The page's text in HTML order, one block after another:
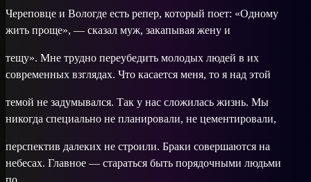
Череповце и Вологде есть репер, который поет: «Одному
жить проще», — сказал муж, закапывая жену и
тещу». Мне трудно переубедить молодых людей в их
современных взглядах. Что касается меня, то я над этой
темой не задумывался. Так у нас сложилась жизнь. Мы
никогда специально не планировали, не цементировали,
перспектив далеких не строили. Браки совершаются на
небесах. Главное — стараться быть порядочными людьми
по